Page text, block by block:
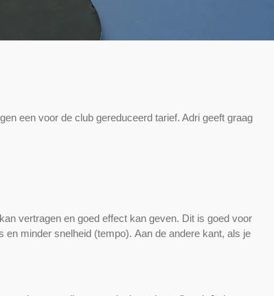
een voor de club gereduceerd tarief. Adri geeft graag
vertragen en goed effect kan geven. Dit is goed voor
en minder snelheid (tempo). Aan de andere kant, als je